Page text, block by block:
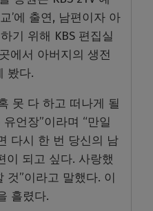
’에 출연, 남편이자 아
기 위해 KBS 편집실
에서 아버지의 생전
봤다.
못 다 하고 떠나게 될
언장”이라며 “만일
다시 한 번 당신의 남
이 되고 싶다. 사랑했
것”이라고 말했다. 이
흘렸다.